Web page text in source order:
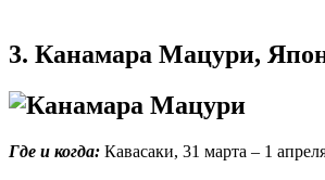
3. Канамара Мацури,
Где и когда: Кавасаки, 31 марта – 1